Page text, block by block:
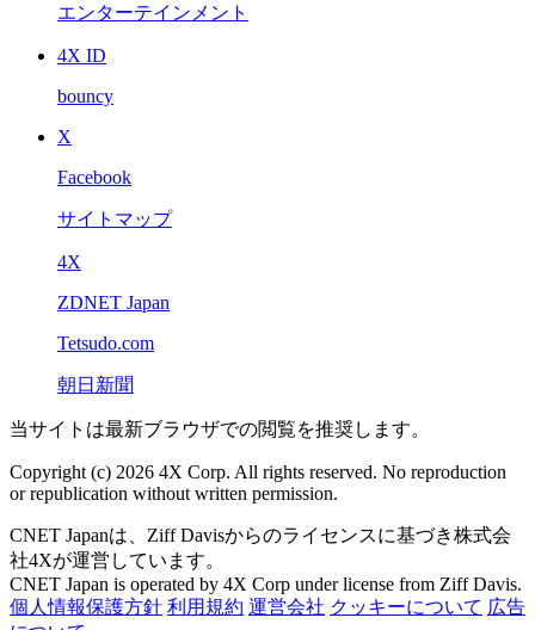
エンターテインメント
4X ID
bouncy
X
Facebook
サイトマップ
4X
ZDNET Japan
Tetsudo.com
朝日新聞
当サイトは最新ブラウザでの閲覧を推奨します。
Copyright (c) 2026 4X Corp. All rights reserved. No reproduction
or republication without written permission.
CNET Japanは、Ziff Davisからのライセンスに基づき株式会
社4Xが運営しています。
CNET Japan is operated by 4X Corp under license from Ziff Davis.
個人情報保護方針 利用規約 運営会社 クッキーについて 広告